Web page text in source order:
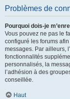
Problèmes de
Pourquoi dois-je
Vous pouvez ne pas le
configuré les forums
messages. Par ailleurs,
fonctionnalités
personnalisés, la
l’adhésion à des
conseillée.
Haut